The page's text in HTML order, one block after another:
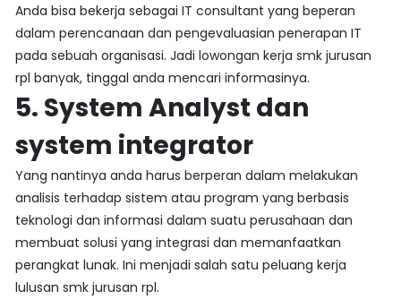
Anda bisa bekerja sebagai IT consultant yang beperan
dalam perencanaan dan pengevaluasian penerapan IT
pada sebuah organisasi. Jadi lowongan kerja smk jurusan
rpl banyak, tinggal anda mencari informasinya.
5. System Analyst dan
system integrator
Yang nantinya anda harus berperan dalam melakukan
analisis terhadap sistem atau program yang berbasis
teknologi dan informasi dalam suatu perusahaan dan
membuat solusi yang integrasi dan memanfaatkan
perangkat lunak. Ini menjadi salah satu peluang kerja
lulusan smk jurusan rpl.